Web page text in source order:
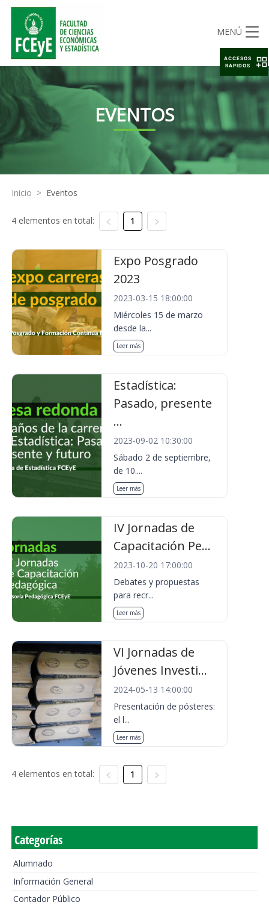
MENÚ
EVENTOS
Inicio > Eventos
4 elementos en total: 1
Expo Posgrado
2023
2023-03-15 18:00:00
Miércoles 15 de marzo
desde la...
Leer más
Estadística:
Pasado, presente
...
2023-09-02 10:30:00
Sábado 2 de septiembre,
de 10....
Leer más
IV Jornadas de
Capacitación Pe...
2023-10-20 17:00:00
Debates y propuestas
para recr...
Leer más
VI Jornadas de
Jóvenes Investi...
2024-05-13 14:00:00
Presentación de pósteres:
el l...
Leer más
4 elementos en total: 1
Categorías
Alumnado
Información General
Contador Público
ACCESOS
RAPIDOS